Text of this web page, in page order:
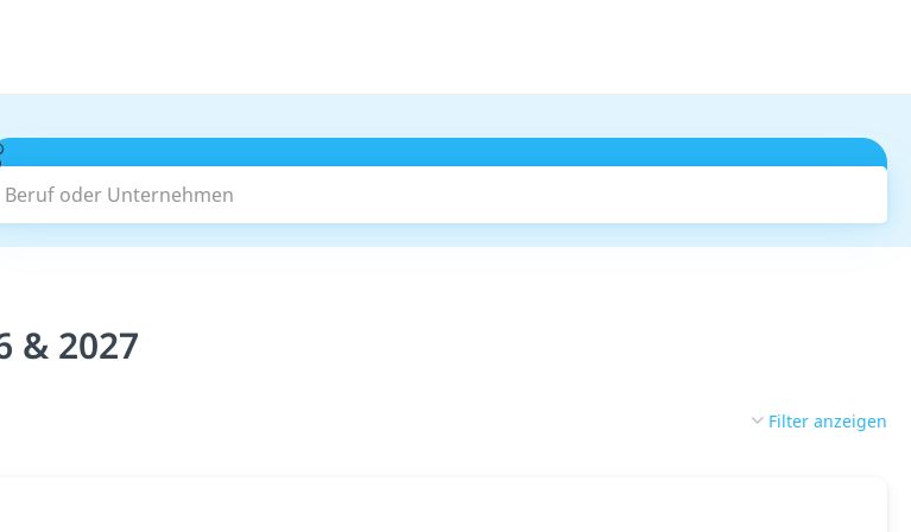
Beruf oder Unternehmen
& 2027
Filter anzeigen